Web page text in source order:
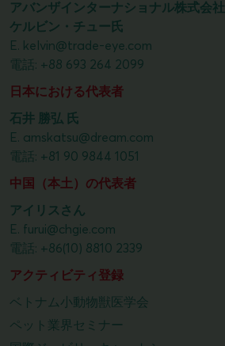
アバンザインターナショナル株式会社
ケルビン・チュー氏
E. kelvin@trade-eye.com
電話: +88 693 264 2099
日本における代表者
石井 勝弘 氏
E. amskatsu@dream.com
電話: +81 90 9844 1051
中国（本土）の代表者
アイリスさん
E. furui@chgie.com
電話: +86(10) 8810 2339
アクティビティ登録
ベトナム小動物獣医学会
ペット業界セミナー